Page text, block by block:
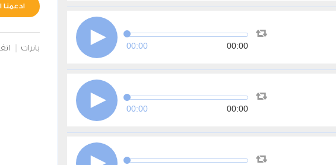
00:00 00:00
00:00 00:00
ادعمنا
بانرات